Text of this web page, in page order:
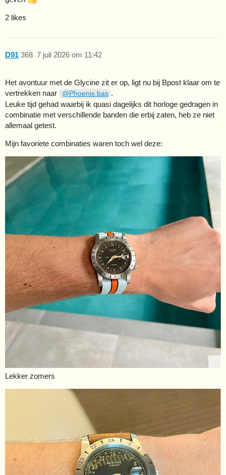
2 likes
D91 7 juli 2026 om 11:42
368
Het avontuur met de Glycine zit er op, ligt nu bij Bpost klaar om te
vertrekken naar
@Phoenix.bas .
Leuke tijd gehad waarbij ik quasi dagelijks dit horloge gedragen in
combinatie met verschillende banden die erbij zaten, heb ze niet
allemaal getest.
Mijn favoriete combinaties waren toch wel deze:
Lekker zomers